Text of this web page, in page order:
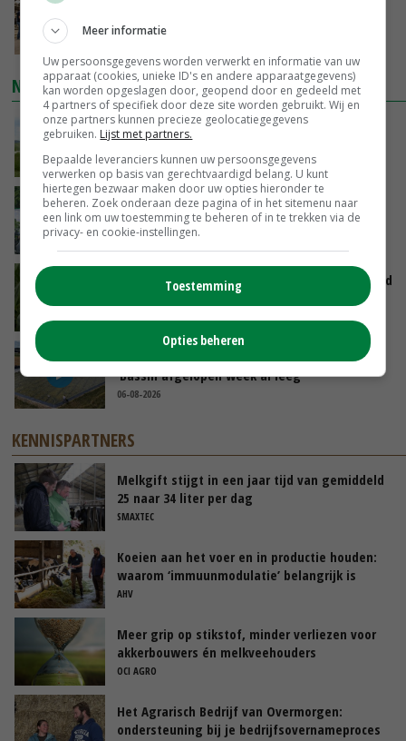
NIEUWSTE VIDEO'S
POAH!: John Deere 7730
VANDAAG, 10:00
Oekraïne-vlogger Kees Huizinga: ‘Bezoek van
de ambassade mag zelf groente plukken’
GISTEREN, 12:00
Limburgse mais van Frijns doet het verrassend
Droogte veroorzaakt steeds meer problemen:
‘Bassin afgelopen week al leeg’
06-08-2026
KENNISPARTNERS
Melkgift stijgt in een jaar tijd van gemiddeld
25 naar 34 liter per dag
SMAXTEC
Koeien aan het voer en in productie houden:
waarom ‘immuunmodulatie’ belangrijk is
tijdens de transitieperiode
AHV
Meer grip op stikstof, minder verliezen voor
akkerbouwers én melkveehouders
OCI AGRO
Het Agrarisch Bedrijf van Overmorgen:
ondersteuning bij je bedrijfsovernameproces
Meer informatie
Uw persoonsgegevens worden verwerkt en informatie van uw
apparaat (cookies, unieke ID's en andere apparaatgegevens)
kan worden opgeslagen door, geopend door en gedeeld met
4 partners of specifiek door deze site worden gebruikt. Wij en
onze partners kunnen precieze geolocatiegegevens
gebruiken. Lijst met partners.
Bepaalde leveranciers kunnen uw persoonsgegevens
verwerken op basis van gerechtvaardigd belang. U kunt
hiertegen bezwaar maken door uw opties hieronder te
beheren. Zoek onderaan deze pagina of in het sitemenu naar
een link om uw toestemming te beheren of in te trekken via de
privacy- en cookie-instellingen.
Toestemming
Opties beheren